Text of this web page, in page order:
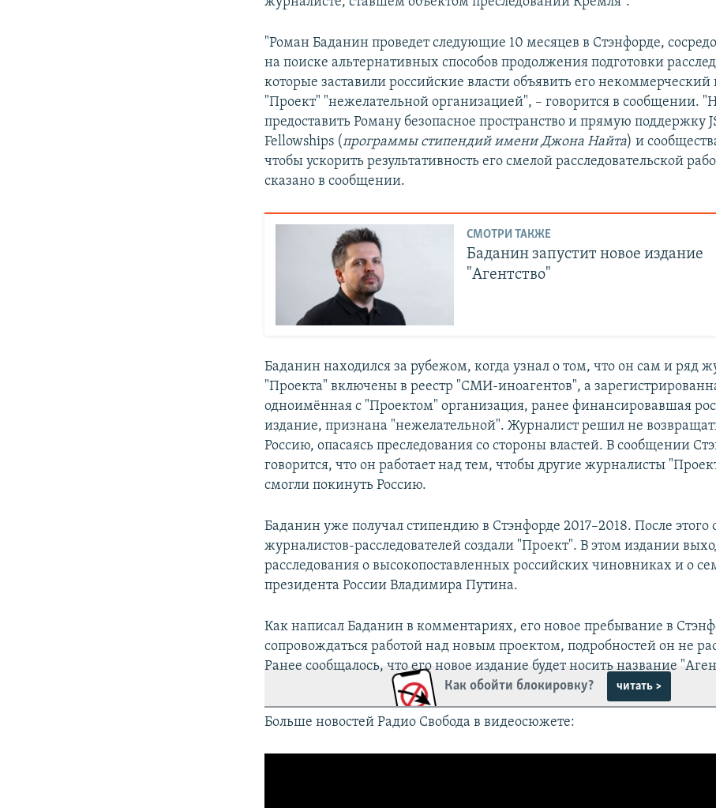
"Роман Баданин проведет следующие 10 месяцев в Стэнфорде,
на поиске альтернативных способов продолжения подготовки
которые заставили российские власти объявить его некоммерческий
"Проект" "нежелательной организацией", – говорится в сообщении.
предоставить Роману безопасное пространство и прямую поддержку
Fellowships (программы стипендий имени Джона Найта) и
чтобы ускорить результативность его смелой расследовательской
сказано в сообщении.
СМОТРИ ТАКЖЕ
Баданин запустит новое издание
"Агентство"
Баданин находился за рубежом, когда узнал о том, что он сам и ряд
"Проекта" включены в реестр "СМИ-иноагентов", а
одноимённая с "Проектом" организация, ранее финансировавшая
издание, признана "нежелательной". Журналист решил не
Россию, опасаясь преследования со стороны властей. В сообщении
говорится, что он работает над тем, чтобы другие журналисты
смогли покинуть Россию.
Баданин уже получал стипендию в Стэнфорде 2017–2018. После
журналистов-расследователей создали "Проект". В этом издании
расследования о высокопоставленных российских чиновниках и о
президента России Владимира Путина.
Как написал Баданин в комментариях, его новое пребывание в
сопровождаться работой над новым проектом, подробностей он не
Ранее сообщалось, что его новое издание будет носить название
Как обойти блокировку?
читать >
Больше новостей Радио Свобода в видеосюжете: